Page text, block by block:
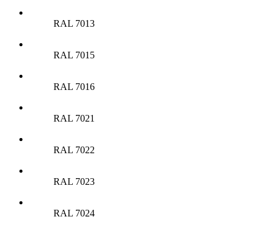
RAL 7013
RAL 7015
RAL 7016
RAL 7021
RAL 7022
RAL 7023
RAL 7024